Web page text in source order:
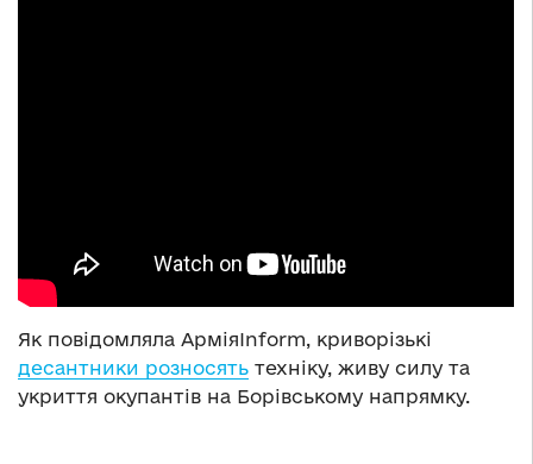
Як повідомляла АрміяInform, криворізькі
десантники розносять техніку, живу силу та
укриття окупантів на Борівському напрямку.